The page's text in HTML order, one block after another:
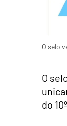
O selo
O
do